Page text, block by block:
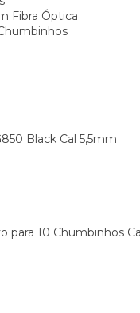
Fibra Óptica
Black Cal 5,5mm
para 10 Chumbinhos